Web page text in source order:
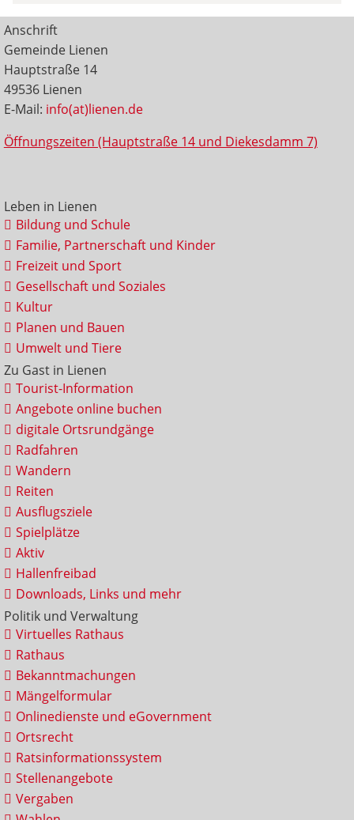
Anschrift
Gemeinde Lienen
Hauptstraße 14
49536 Lienen
E-Mail: info(at)lienen.de
Öffnungszeiten (Hauptstraße 14 und Diekesdamm 7)
Leben in Lienen
Bildung und Schule
Familie, Partnerschaft und Kinder
Freizeit und Sport
Gesellschaft und Soziales
Kultur
Planen und Bauen
Umwelt und Tiere
Zu Gast in Lienen
Tourist-Information
Angebote online buchen
digitale Ortsrundgänge
Radfahren
Wandern
Reiten
Ausflugsziele
Spielplätze
Aktiv
Hallenfreibad
Downloads, Links und mehr
Politik und Verwaltung
Virtuelles Rathaus
Rathaus
Bekanntmachungen
Mängelformular
Onlinedienste und eGovernment
Ortsrecht
Ratsinformationssystem
Stellenangebote
Vergaben